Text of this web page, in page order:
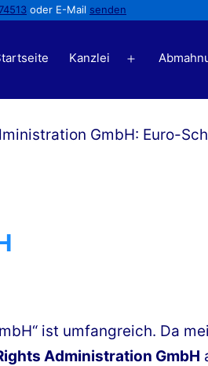
oder E-Mail senden
Kanzlei
Menü
ist umfangreich. Da
Administration GmbH